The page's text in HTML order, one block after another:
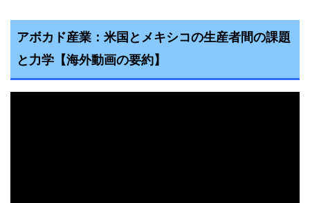
アボカド産業：米国とメキシコの生産者間の課題
と力学【海外動画の要約】